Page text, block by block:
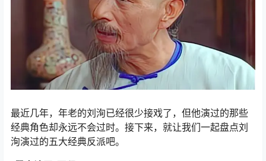
最近几年，年老的刘洵已经很少接戏了，但他演过的那些
经典角色却永远不会过时。接下来，就让我们一起盘点刘
洵演过的五大经典反派吧。